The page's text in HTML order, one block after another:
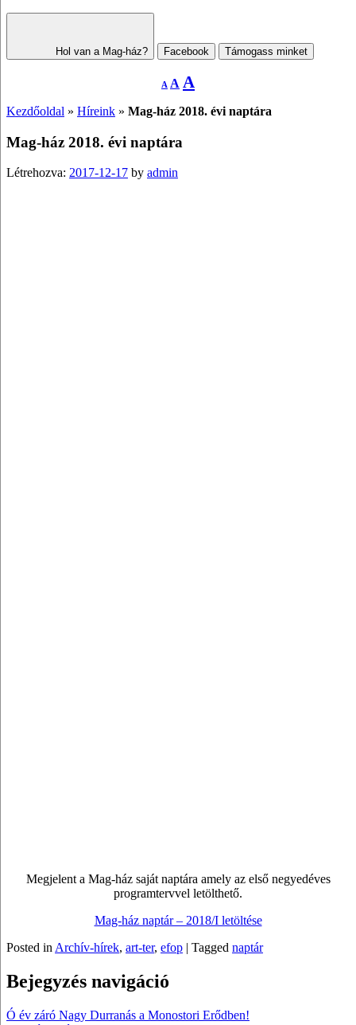
Hol van a Mag-ház? Facebook Támogass minket
A
Decrease
font
A Reset
font
size.
A
size.
Kezdőoldal » Híreink » Mag-ház 2018. évi naptára
Mag-ház 2018. évi naptára
Létrehozva: 2017-12-17 by admin
Megjelent a Mag-ház saját naptára amely az első negyedéves
programtervvel letölthető.
Mag-ház naptár – 2018/I letöltése
Posted inArchív-hírek, art-ter, efop | Tagged naptár
Bejegyzés navigáció
Ó év záró Nagy Durranás a Monostori Erődben!